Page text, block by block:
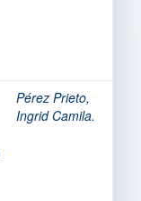
Pérez Prieto,
Ingrid Camila.